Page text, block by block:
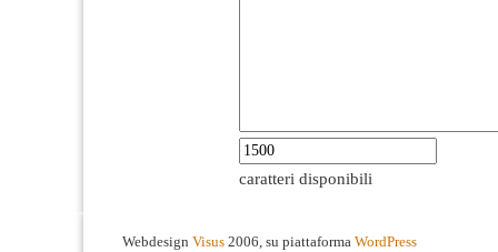
caratteri disponibili
Webdesign Visus 2006, su piattaforma WordPress